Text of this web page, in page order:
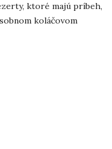
ktoré majú príbeh,
koláčovom